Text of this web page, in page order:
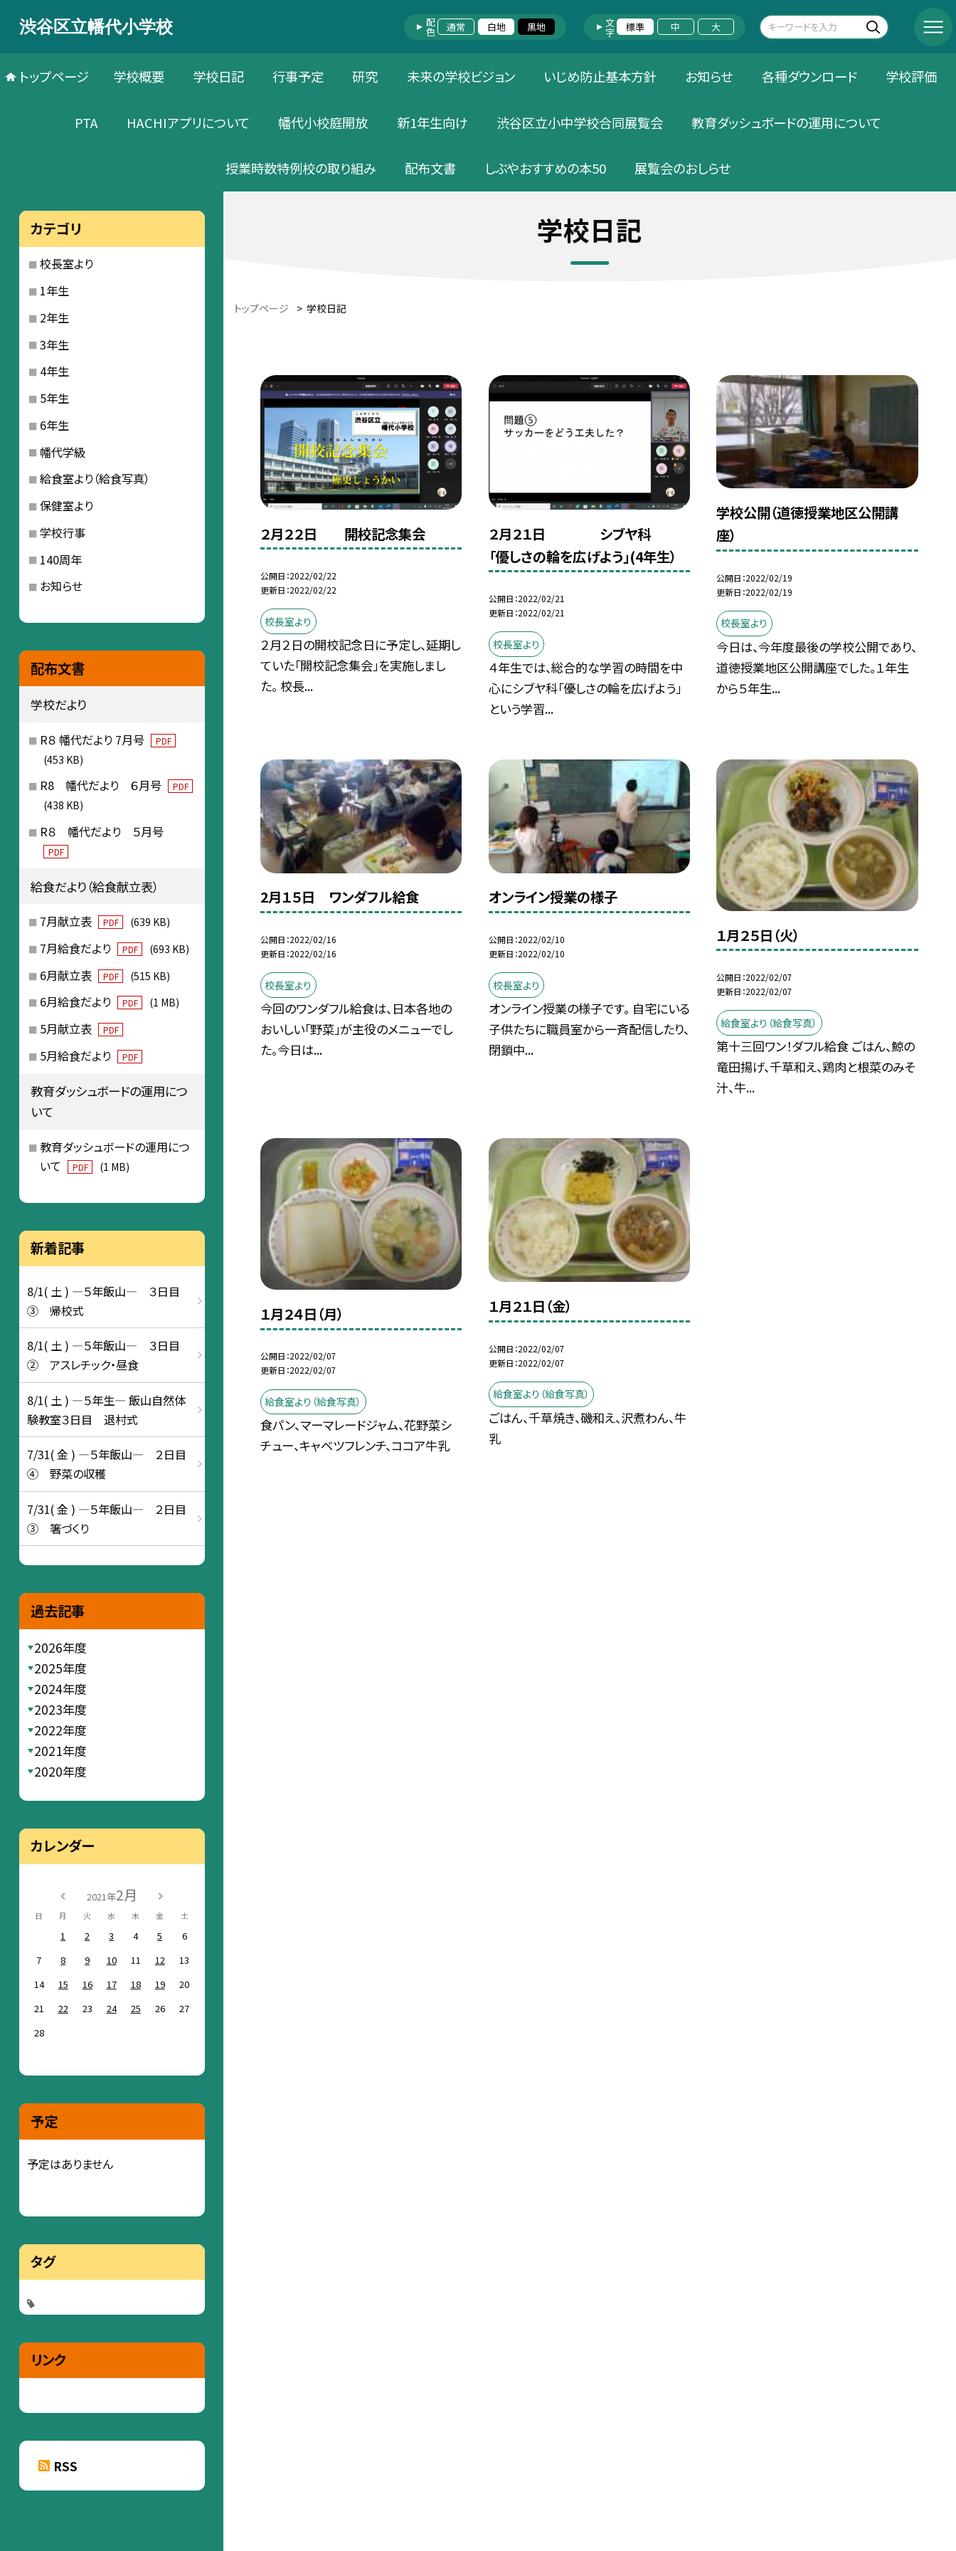
渋谷区立幡代小学校 配色 通常 白地 黒地 文字 標準 中 大
トップページ 学校概要 学校日記 行事予定 研究 未来の学校ビジョン いじめ防止基本方針 お知らせ 各種ダウンロード 学校評価
PTA HACHIアプリについて 幡代小校庭開放 新1年生向け 渋谷区立小中学校合同展覧会 教育ダッシュボードの運用について
授業時数特例校の取り組み 配布文書 しぶやおすすめの本50 展覧会のおしらせ
学校日記
トップページ > 学校日記
２月２２日 開校記念集会
公開日 2022/02/22
更新日 2022/02/22
校長室より
２月２日の開校記念日に予定し、延期し
ていた「開校記念集会」を実施しまし
た。 校長...
２月２１日 シブヤ科
「優しさの輪を広げよう」(4年生）
公開日 2022/02/21
更新日 2022/02/21
校長室より
４年生では、総合的な学習の時間を中
心にシブヤ科「優しさの輪を広げよう」
という学習...
学校公開（道徳授業地区公開講
座）
公開日 2022/02/19
更新日 2022/02/19
校長室より
今日は、今年度最後の学校公開であり、
道徳授業地区公開講座でした。１年生
から５年生...
2月１５日 ワンダフル給食
公開日 2022/02/16
更新日 2022/02/16
校長室より
今回のワンダフル給食は、日本各地の
おいしい「野菜」が主役のメニューでし
た。今日は...
オンライン授業の様子
公開日 2022/02/10
更新日 2022/02/10
校長室より
オンライン授業の様子です。 自宅にいる
子供たちに職員室から一斉配信したり、
閉鎖中...
１月２５日（火）
公開日 2022/02/07
更新日 2022/02/07
給食室より（給食写真）
第十三回ワン！ダフル給食 ごはん、鯨の
竜田揚げ、千草和え、鶏肉と根菜のみそ
汁、牛...
１月２４日（月）
公開日 2022/02/07
更新日 2022/02/07
給食室より（給食写真）
食パン、マーマレードジャム、花野菜シ
チュー、キャベツフレンチ、ココア牛乳
１月２１日（金）
公開日 2022/02/07
更新日 2022/02/07
給食室より（給食写真）
ごはん、千草焼き、磯和え、沢煮わん、牛
乳
カテゴリ
校長室より
1年生
2年生
3年生
4年生
5年生
6年生
幡代学級
給食室より（給食写真）
保健室より
学校行事
140周年
お知らせ
配布文書
学校だより
R８ 幡代だより 7月号 PDF
(453 KB)
R8 幡代だより ６月号 PDF
(438 KB)
R８ 幡代だより ５月号
PDF
給食だより（給食献立表）
7月献立表 PDF (639 KB)
7月給食だより PDF (693 KB)
6月献立表 PDF (515 KB)
6月給食だより PDF (1 MB)
5月献立表 PDF
5月給食だより PDF
教育ダッシュボードの運用につ
いて
教育ダッシュボードの運用につ
いて
PDF (1 MB)
新着記事
8/1( 土 ) ―５年飯山― ３日目
③ 帰校式
8/1( 土 ) ―５年飯山― ３日目
② アスレチック・昼食
8/1( 土 ) ―５年生― 飯山自然体
験教室３日目 退村式
7/31( 金 ) ―５年飯山― ２日目
④ 野菜の収穫
7/31( 金 ) ―５年飯山― ２日目
③ 箸づくり
過去記事
2026年度
2025年度
2024年度
2023年度
2022年度
2021年度
2020年度
カレンダー
2021年2月
日 月 火 水 木 金 土
1 2 3 4 5
6
7
8 9 10 11 12
13
14
15 16 17 18 19
20
21
22 23 24 25 26
27
28
予定
予定はありません
タグ
リンク
RSS